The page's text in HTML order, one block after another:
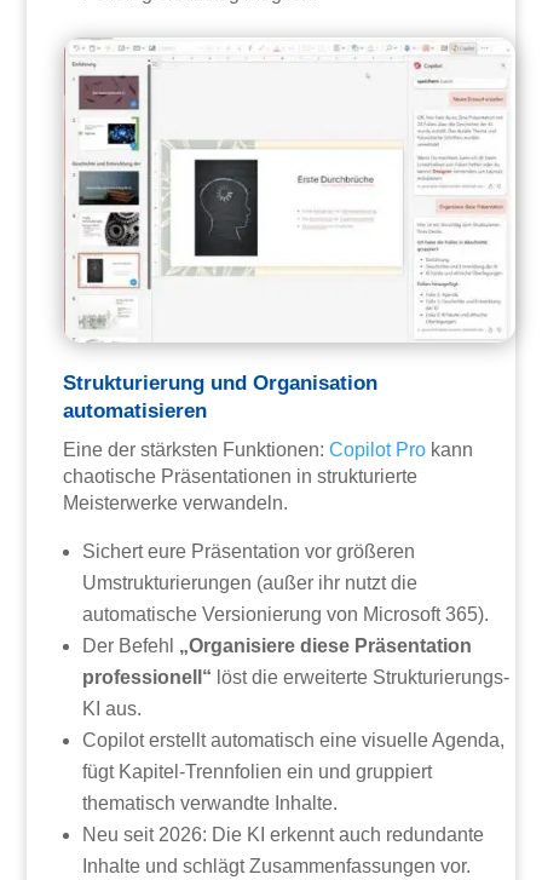
Strukturierung und Organisation
automatisieren
Eine der stärksten Funktionen:Copilot Pro kann
chaotische Präsentationen in strukturierte
Meisterwerke verwandeln.
Sichert eure Präsentation vor größeren
Umstrukturierungen (außer ihr nutzt die
automatische Versionierung von Microsoft 365).
Der Befehl „Organisiere diese Präsentation
professionell“ löst die erweiterte Strukturierungs-
KI aus.
Copilot erstellt automatisch eine visuelle Agenda,
fügt Kapitel-Trennfolien ein und gruppiert
thematisch verwandte Inhalte.
Neu seit 2026: Die KI erkennt auch redundante
Inhalte und schlägt Zusammenfassungen vor.